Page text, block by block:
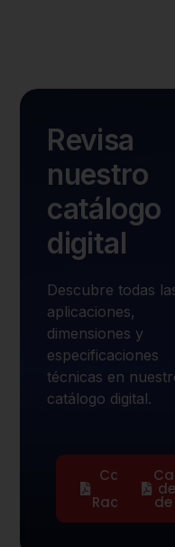
Revisa
nuestro
catálogo
digital
Descubre todas
aplicaciones,
dimensiones y
especificaciones
técnicas en
catálogo digital.
Catálogo
de
Radiadores